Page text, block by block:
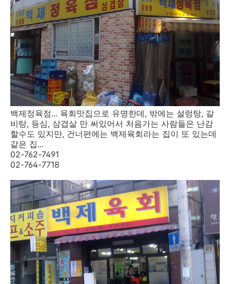
백제정육점... 육회맛집으로 유명한데, 밖에는 설렁탕, 갈
비탕, 등심, 삼겹살 만 써있어서 처음가는 사람들은 난감
할수도 있지만, 건너편에는 백제육회라는 집이 또 있는데
같은 집...
02-762-7491
02-764-7718